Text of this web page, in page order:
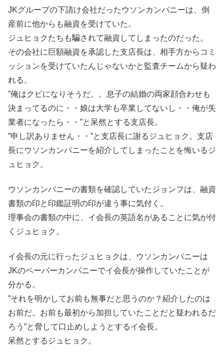
JKグループの下請け会社だったウソンカンパニーは、倒
産前に他からも融資を受けていた。
ジュヒョクたちも騙されて融資してしまったのだった。
その会社に巨額融資を承認した支店長は、相手方からコミ
ッションを受けていたんじゃないかと監査チームから疑わ
れる。
”俺はクビになりそうだ。。息子の結婚の両家顔合わせも
決まってるのに・・娘は大学も卒業してないし・・俺が失
業者になったら・・”と呆然とする支店長。
”申し訳ありません・・”と支店長に謝るジュヒョク。支店
長にウソンカンパニーを紹介してしまったことを悔いるジ
ュヒョク。
ウソンカンパニーの書類を確認していたジョンフは、融資
書類の印と印鑑証明の印が違う事に気付く。
理事会の書類の中に、イ会長の英語名があることに気が付
くジュヒョク。
イ会長の元に行ったジュヒョクは、ウソンカンパニーは
JKのペーパーカンパニーでイ会長が操作していたことが
分かる。
”それを明かしてお前も無事だと思うのか？紹介したのは
お前だ。お前も最初から加担していたことだと疑われるだ
ろう”と脅して口止めしようとするイ会長。
呆然とするジュヒョク。